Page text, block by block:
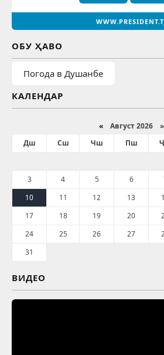
ОБУ ҲАВО
Погода в Душанбе
КАЛЕНДАР
«Август 2026 »
Дш
Сш Чш Пш
3
4 5 6
10
11 12 13
17
18 19 20
24
25 26 27
31
ВИДЕО